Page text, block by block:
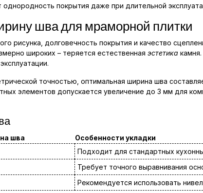
покрытия даже при длительной
шва для мраморной плитки
рисунка, долговечность покрытия и качество
широких – теряется естественная эстетика
точностью, оптимальная ширина шва
элементов допускается увеличение до 3 мм для
шва
Особенности укладки
Подходит для стандартных
Требует точного выравнивания
Рекомендуется использовать